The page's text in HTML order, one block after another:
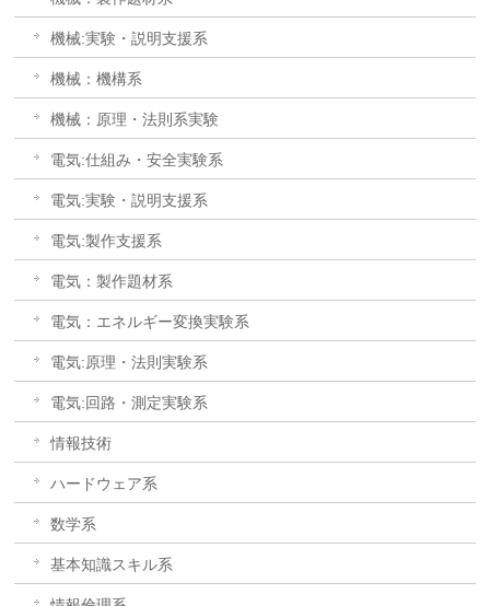
機械:実験・説明支援系
機械：機構系
機械：原理・法則系実験
電気:仕組み・安全実験系
電気:実験・説明支援系
電気:製作支援系
電気：製作題材系
電気：エネルギー変換実験系
電気:原理・法則実験系
電気:回路・測定実験系
情報技術
ハードウェア系
数学系
基本知識スキル系